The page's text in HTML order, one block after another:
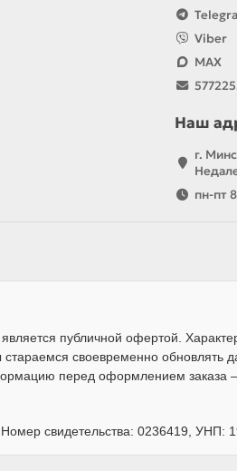
Viber
MAX
Наш
г.
пн-пт
публичной офертой.
своевременно обновлять
перед оформлением заказа
свидетельства: 0236419, УНП: